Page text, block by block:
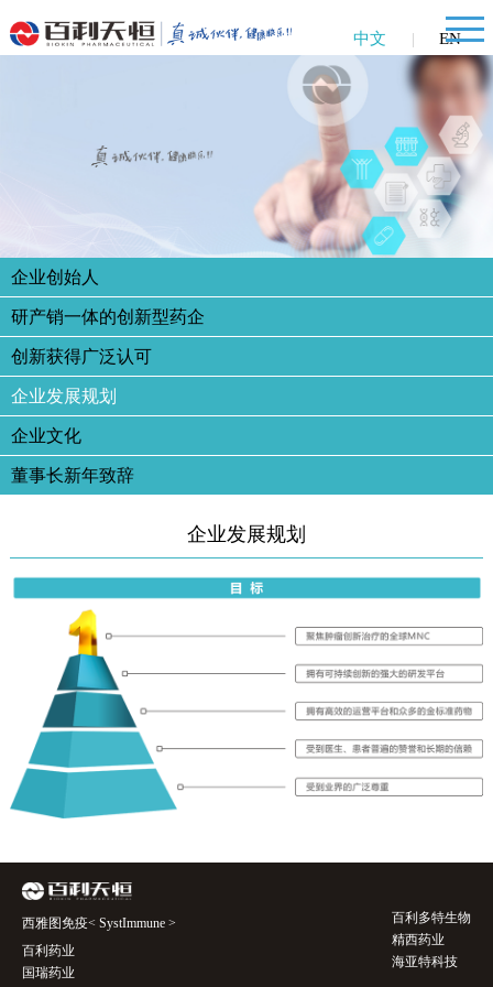
中文 | EN
企业创始人
研产销一体的创新型药企
创新获得广泛认可
企业发展规划
企业文化
董事长新年致辞
企业发展规划
西雅图免疫< SystImmune >
百利药业
国瑞药业
百利多特生物
精西药业
海亚特科技